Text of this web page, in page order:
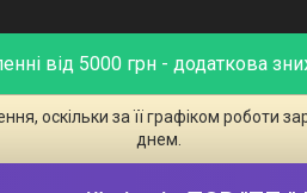
від 5000 грн - додаткова
оскільки за її графіком
днем.